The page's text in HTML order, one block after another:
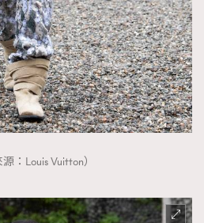
源：Louis Vuitton）